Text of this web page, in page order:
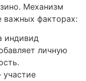
Механизм
важных факторах:
индивид
личную
участие